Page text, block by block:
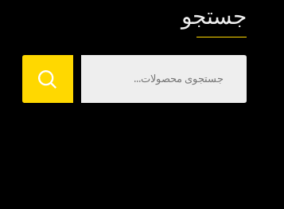
جستجو